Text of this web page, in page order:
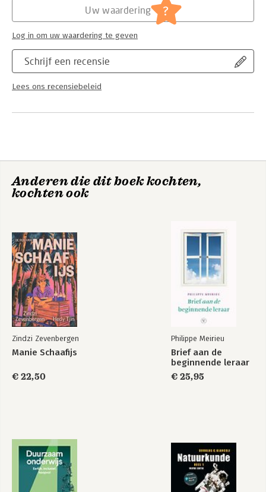
Burgerschat biedt een stevig fundament voor het ontwikkelen
van het burgerschapsonderwijs binnen je eigen school.
Inclusief de leerlijn Burgerschat
Schrijf een recensie
Lees ons recensiebeleid
Uw waardering ?
Log in om uw waardering te geven
Anderen die dit boek kochten,
kochten ook
Zindzi Zevenbergen
Manie Schaafijs
€ 22,50
Philippe Meirieu
Brief aan de
beginnende leraar
€ 25,95